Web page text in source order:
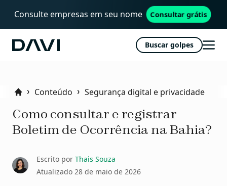
Consulte empresas em seu nome Consultar grátis
Davi Buscar golpes
Abrir
HomeConteúdo Segurança digital e privacidade
Como consultar e registrar
Boletim de Ocorrência na Bahia?
Escrito por Thais Souza
Atualizado 28 de maio de 2026